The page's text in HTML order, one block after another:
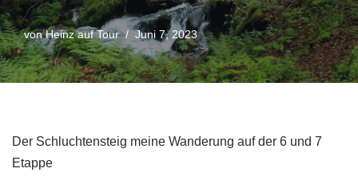
vonHeinz auf Tour Juni 7, 2023
Der Schluchtensteig meine Wanderung auf der 6 und 7
Etappe